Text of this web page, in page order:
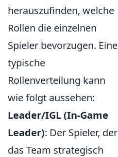
herauszufinden, welche
Rollen die einzelnen
Spieler bevorzugen. Eine
typische
Rollenverteilung kann
wie folgt aussehen:
Leader/IGL (In-Game
Leader): Der Spieler, der
das Team strategisch